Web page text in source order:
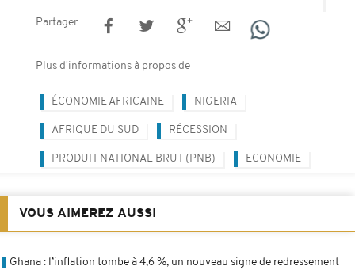
Partager
Plus d'informations à propos de
ÉCONOMIE AFRICAINE NIGERIA
AFRIQUE DU SUD RÉCESSION
PRODUIT NATIONAL BRUT (PNB) ECONOMIE
VOUS AIMEREZ AUSSI
Ghana : l’inflation tombe à 4,6 %, un nouveau signe de redressement